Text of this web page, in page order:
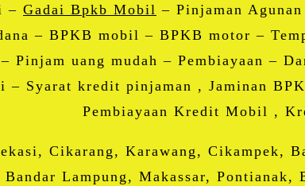
– Gadai Bpkb Mobil – Pinjaman
– BPKB mobil – BPKB motor –
Pinjam uang mudah – Pembiayaan –
– Syarat kredit pinjaman , Jaminan
Pembiayaan Kredit Mobil ,
Cikarang, Karawang, Cikampek,
Lampung, Makassar,